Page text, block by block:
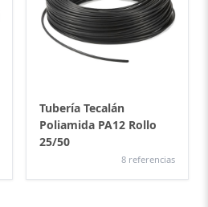
Tubería Tecalán
Poliamida PA12 Rollo
25/50
8 referencias